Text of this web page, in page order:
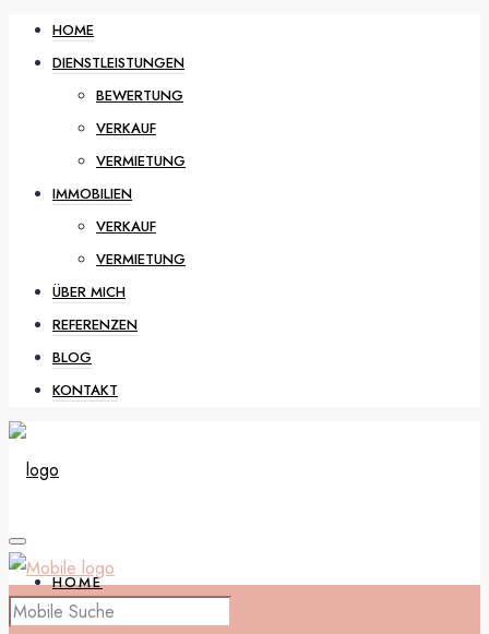
HOME
DIENSTLEISTUNGEN
BEWERTUNG
VERKAUF
VERMIETUNG
IMMOBILIEN
VERKAUF
VERMIETUNG
ÜBER MICH
REFERENZEN
BLOG
KONTAKT
HOME